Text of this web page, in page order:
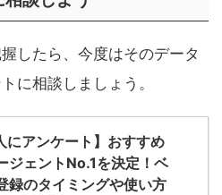
したら、今度はそのデータ
に相談しましょう。
にアンケート】おすすめ
ジェントNo.1を決定！ベ
録のタイミングや使い方